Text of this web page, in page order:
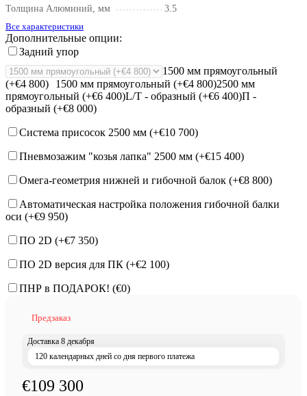
Толщина Алюминий, мм
3.5
Все характеристики
Дополнительные опции:
Задний упор
1500 мм прямоугольный
(+€4 800)
1500 мм прямоугольный (+€4 800)2500 мм
прямоугольный (+€6 400)L/Т - образный (+€6 400)П -
образный (+€8 000)
Система присосок 2500 мм (+€10 700)
Пневмозажим "козья лапка" 2500 мм (+€15 400)
Омега-геометрия нижней и гибочной балок (+€8 800)
Автоматическая настройка положения гибочной балки
оси (+€9 950)
ПО 2D (+€7 350)
ПО 2D версия для ПК (+€2 100)
ПНР в ПОДАРОК! (€0)
Предзаказ
Доставка 8 декабря
120 календарных дней со дня первого платежа
€109 300